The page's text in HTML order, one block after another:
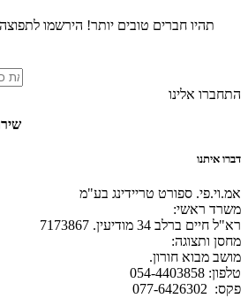
תהיו חברים טובים יותר! הירשמו
התחברו אלינו
שירות
דברו איתנו
אמ.וי.פי. ספורט טריידינג בע"מ
:משרד ראשי
רא"ל חיים ברלב 34 מודיעין. 7173867
:מחסן ותצוגה
.מושב מבוא חורון
054-4403858 :טלפון
077-6426302 :פקס